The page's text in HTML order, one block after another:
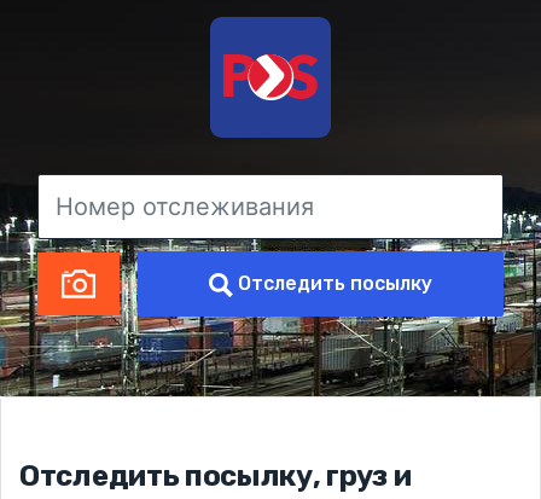
Отследить посылку
Отследить посылку, груз и